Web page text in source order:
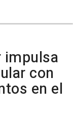
impulsa
con
en el